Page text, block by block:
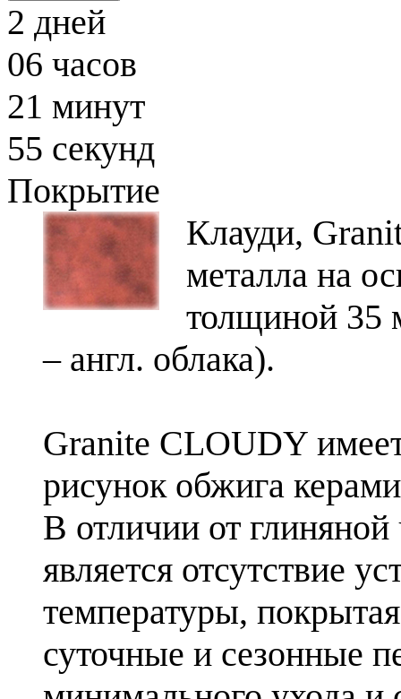
2 дней
06 часов
21 минут
54 секунд
Покрытие
Клауди,
металла на
толщиной 35
– англ. облака).
Granite CLOUDY
рисунок обжига
В отличии от
является отсутствие
температуры,
суточные и сезонные